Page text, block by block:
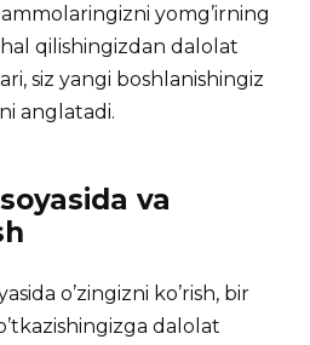
yomg’irning
qilishingizdan dalolat
siz yangi boshlanishingiz
anglatadi.
va
o’zingizni ko’rish, bir
dalolat